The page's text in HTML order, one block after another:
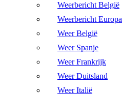
Weerbericht België
Weerbericht Europa
Weer België
Weer Spanje
Weer Frankrijk
Weer Duitsland
Weer Italië